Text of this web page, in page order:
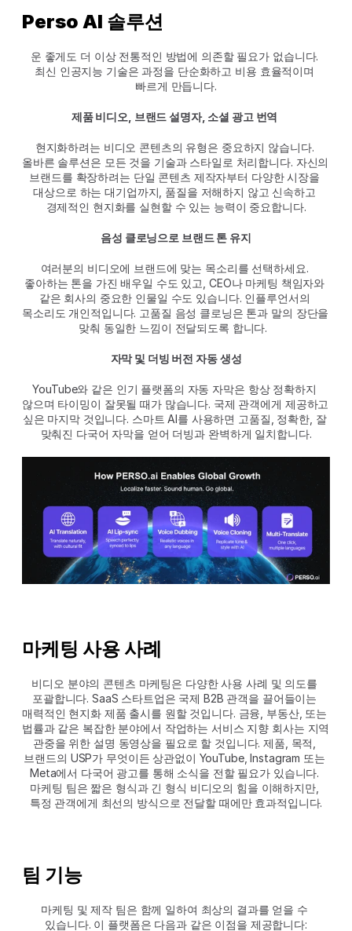
Perso AI 솔루션
운 좋게도 더 이상 전통적인 방법에 의존할 필요가 없습니다.
최신 인공지능 기술은 과정을 단순화하고 비용 효율적이며
빠르게 만듭니다.
제품 비디오, 브랜드 설명자, 소셜 광고 번역
현지화하려는 비디오 콘텐츠의 유형은 중요하지 않습니다.
올바른 솔루션은 모든 것을 기술과 스타일로 처리합니다. 자신의
브랜드를 확장하려는 단일 콘텐츠 제작자부터 다양한 시장을
대상으로 하는 대기업까지, 품질을 저해하지 않고 신속하고
경제적인 현지화를 실현할 수 있는 능력이 중요합니다.
음성 클로닝으로 브랜드 톤 유지
여러분의 비디오에 브랜드에 맞는 목소리를 선택하세요.
좋아하는 톤을 가진 배우일 수도 있고, CEO나 마케팅 책임자와
같은 회사의 중요한 인물일 수도 있습니다. 인플루언서의
목소리도 개인적입니다. 고품질 음성 클로닝은 톤과 말의 장단을
맞춰 동일한 느낌이 전달되도록 합니다.
자막 및 더빙 버전 자동 생성
YouTube와 같은 인기 플랫폼의 자동 자막은 항상 정확하지
않으며 타이밍이 잘못될 때가 많습니다. 국제 관객에게 제공하고
싶은 마지막 것입니다. 스마트 AI를 사용하면 고품질, 정확한, 잘
맞춰진 다국어 자막을 얻어 더빙과 완벽하게 일치합니다.
마케팅 사용 사례
비디오 분야의 콘텐츠 마케팅은 다양한 사용 사례 및 의도를
포괄합니다. SaaS 스타트업은 국제 B2B 관객을 끌어들이는
매력적인 현지화 제품 출시를 원할 것입니다. 금융, 부동산, 또는
법률과 같은 복잡한 분야에서 작업하는 서비스 지향 회사는 지역
관중을 위한 설명 동영상을 필요로 할 것입니다. 제품, 목적,
브랜드의 USP가 무엇이든 상관없이 YouTube, Instagram 또는
Meta에서 다국어 광고를 통해 소식을 전할 필요가 있습니다.
마케팅 팀은 짧은 형식과 긴 형식 비디오의 힘을 이해하지만,
특정 관객에게 최선의 방식으로 전달할 때에만 효과적입니다.
팀 기능
마케팅 및 제작 팀은 함께 일하여 최상의 결과를 얻을 수
있습니다. 이 플랫폼은 다음과 같은 이점을 제공합니다: